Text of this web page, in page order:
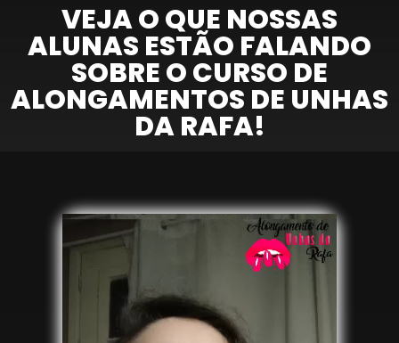
VEJA O QUE NOSSAS
ALUNAS ESTÃO FALANDO
SOBRE O CURSO DE
ALONGAMENTOS DE UNHAS
DA RAFA!